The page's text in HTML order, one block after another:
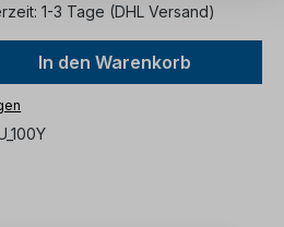
1-3 Tage (DHL Versand)
In den Warenkorb